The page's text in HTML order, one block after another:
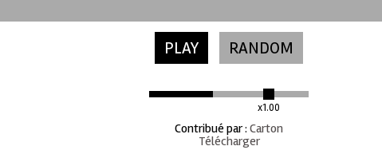
PLAY RANDOM
x1.00
Contribué par: Carton
Télécharger